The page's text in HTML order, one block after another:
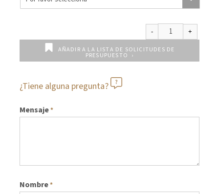
AÑADIR A LA LISTA DE SOLICITUDES DE
PRESUPUESTO
¿Tiene alguna pregunta?
Mensaje*
Nombre*